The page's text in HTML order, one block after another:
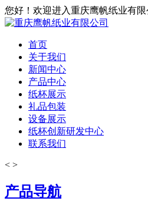
您好！欢迎进入重庆鹰帆纸业有限
首页
关于我们
新闻中心
产品中心
纸杯展示
礼品包装
设备展示
纸杯创新研发中心
联系我们
< >
产品导航